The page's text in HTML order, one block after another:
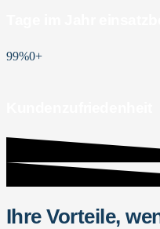
99%0+
Ihre Vorteile,